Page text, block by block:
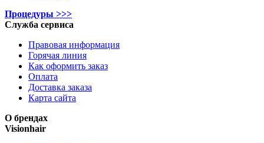
Процедуры >>>
Служба сервиса
Правовая информация
Горячая линия
Как оформить заказ
Оплата
Доставка заказа
Карта сайта
О брендах
Visionhair